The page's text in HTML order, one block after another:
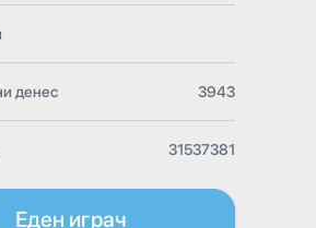
денес 3943
31537381
Еден играч